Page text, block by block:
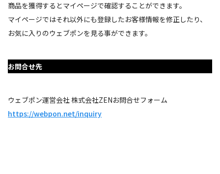
商品を獲得するとマイページで確認することができます。
マイページではそれ以外にも登録したお客様情報を修正したり、
お気に入りのウェブポンを見る事ができます。
お問合せ先
ウェブポン運営会社 株式会社ZENお問合せフォーム
https://webpon.net/inquiry